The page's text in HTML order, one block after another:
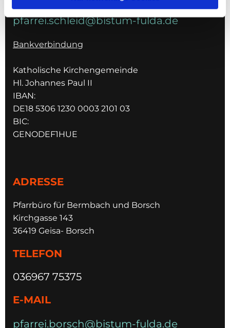
pfarrei.schleid@bistum-fulda.de
Bankverbindung
Katholische Kirchengemeinde
Hl. Johannes Paul II
IBAN:
DE18 5306 1230 0003 2101 03
BIC:
GENODEF1HUE
ADRESSE
Pfarrbüro für Bermbach und Borsch
Kirchgasse 143
36419 Geisa- Borsch
TELEFON
036967 75375
E-MAIL
pfarrei.borsch@bistum-fulda.de